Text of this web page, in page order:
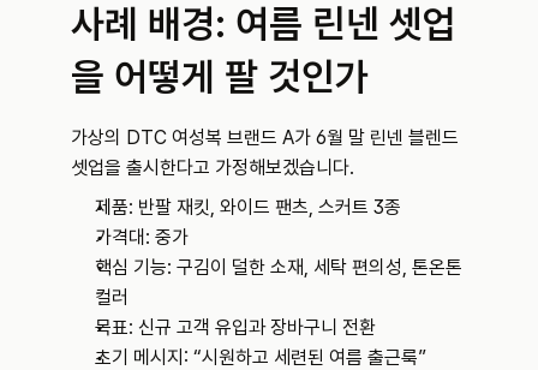
사례 배경: 여름 린넨 셋업
을 어떻게 팔 것인가
가상의 DTC 여성복 브랜드 A가 6월 말 린넨 블렌드
셋업을 출시한다고 가정해보겠습니다.
제품: 반팔 재킷, 와이드 팬츠, 스커트 3종
가격대: 중가
핵심 기능: 구김이 덜한 소재, 세탁 편의성, 톤온톤
컬러
목표: 신규 고객 유입과 장바구니 전환
초기 메시지: “시원하고 세련된 여름 출근룩”